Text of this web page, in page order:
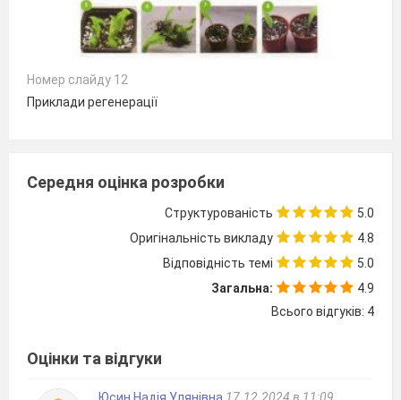
Номер слайду 12
Приклади регенерації
Середня оцінка розробки
Структурованість
5.0
Оригінальність викладу
4.8
Відповідність темі
5.0
Загальна:
4.9
Всього відгуків: 4
Оцінки та відгуки